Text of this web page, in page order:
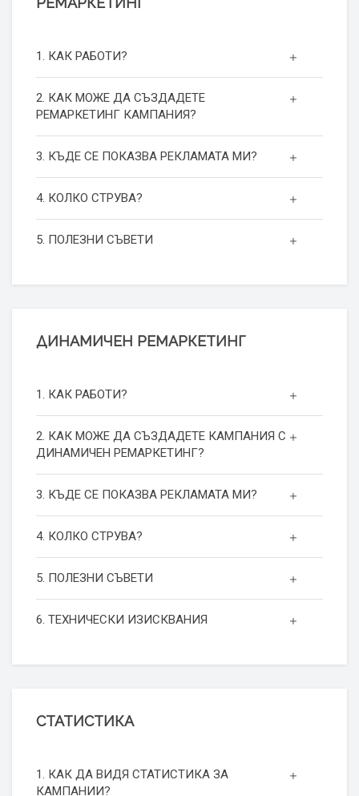
1. КАК РАБОТИ?
2. КАК МОЖЕ ДА СЪЗДАДЕТЕ
РЕМАРКЕТИНГ КАМПАНИЯ?
3. КЪДЕ СЕ ПОКАЗВА РЕКЛАМАТА МИ?
4. КОЛКО СТРУВА?
5. ПОЛЕЗНИ СЪВЕТИ
ДИНАМИЧЕН РЕМАРКЕТИНГ
1. КАК РАБОТИ?
2. КАК МОЖЕ ДА СЪЗДАДЕТЕ КАМПАНИЯ С
ДИНАМИЧЕН РЕМАРКЕТИНГ?
3. КЪДЕ СЕ ПОКАЗВА РЕКЛАМАТА МИ?
4. КОЛКО СТРУВА?
5. ПОЛЕЗНИ СЪВЕТИ
6. ТЕХНИЧЕСКИ ИЗИСКВАНИЯ
СТАТИСТИКА
1. КАК ДА ВИДЯ СТАТИСТИКА ЗА
КАМПАНИИ?